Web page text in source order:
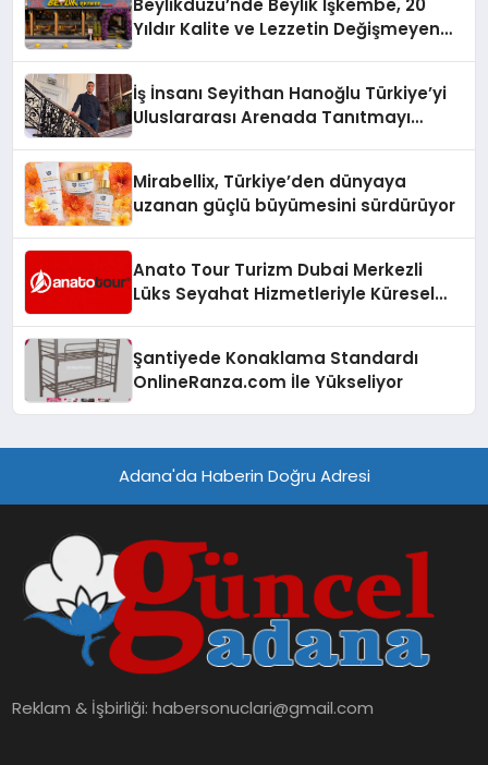
Yıldır Kalite ve Lezzetin Değişmeyen
İş İnsanı Seyithan Hanoğlu Türkiye’yi
Uluslararası Arenada Tanıtmayı
Mirabellix, Türkiye’den dünyaya
uzanan güçlü büyümesini sürdürüyor
Anato Tour Turizm Dubai Merkezli
Lüks Seyahat Hizmetleriyle Küresel
Şantiyede Konaklama Standardı
OnlineRanza.com İle Yükseliyor
Adana'da Haberin Doğru Adresi
Reklam & İşbirliği:habersonuclari@gmail.com